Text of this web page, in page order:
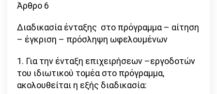
Άρθρο 6
Διαδικασία ένταξης στο πρόγραμμα – αίτηση
– έγκριση – πρόσληψη ωφελουμένων
1. Για την ένταξη επιχειρήσεων –εργοδοτών
του ιδιωτικού τομέα στο πρόγραμμα,
ακολουθείται η εξής διαδικασία: